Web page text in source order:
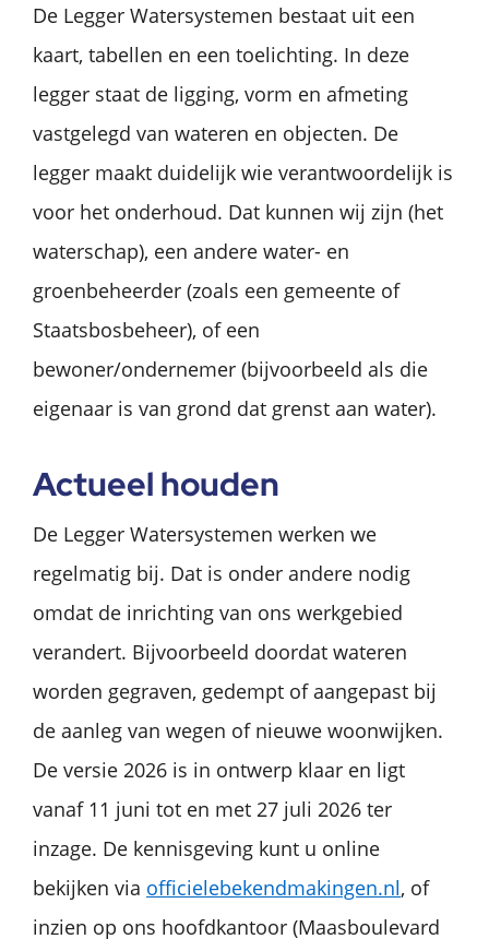
De Legger Watersystemen bestaat uit een
kaart, tabellen en een toelichting. In deze
legger staat de ligging, vorm en afmeting
vastgelegd van wateren en objecten. De
legger maakt duidelijk wie verantwoordelijk is
voor het onderhoud. Dat kunnen wij zijn (het
waterschap), een andere water- en
groenbeheerder (zoals een gemeente of
Staatsbosbeheer), of een
bewoner/ondernemer (bijvoorbeeld als die
eigenaar is van grond dat grenst aan water).
Actueel houden
De Legger Watersystemen werken we
regelmatig bij. Dat is onder andere nodig
omdat de inrichting van ons werkgebied
verandert. Bijvoorbeeld doordat wateren
worden gegraven, gedempt of aangepast bij
de aanleg van wegen of nieuwe woonwijken.
De versie 2026 is in ontwerp klaar en ligt
vanaf 11 juni tot en met 27 juli 2026 ter
inzage. De kennisgeving kunt u online
bekijken via officielebekendmakingen.nl, of
inzien op ons hoofdkantoor (Maasboulevard